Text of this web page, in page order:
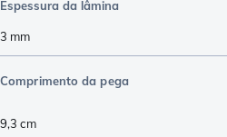
Espessura da lâmina
3 mm
Comprimento da pega
9,3 cm